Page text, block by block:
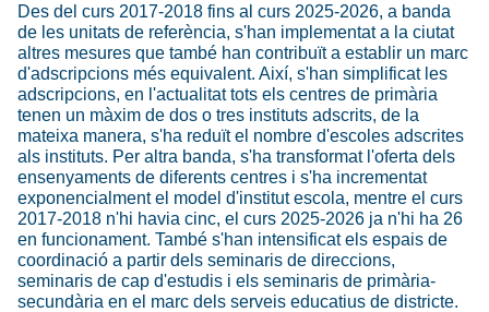
Des del curs 2017-2018 fins al curs 2025-2026, a banda
de les unitats de referència, s'han implementat a la ciutat
altres mesures que també han contribuït a establir un marc
d'adscripcions més equivalent. Així, s'han simplificat les
adscripcions, en l'actualitat tots els centres de primària
tenen un màxim de dos o tres instituts adscrits, de la
mateixa manera, s'ha reduït el nombre d'escoles adscrites
als instituts. Per altra banda, s'ha transformat l'oferta dels
ensenyaments de diferents centres i s'ha incrementat
exponencialment el model d'institut escola, mentre el curs
2017-2018 n'hi havia cinc, el curs 2025-2026 ja n'hi ha 26
en funcionament. També s'han intensificat els espais de
coordinació a partir dels seminaris de direccions,
seminaris de cap d'estudis i els seminaris de primària-
secundària en el marc dels serveis educatius de districte.